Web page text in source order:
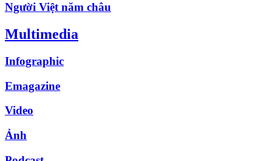
Người Việt năm châu
Multimedia
Infographic
Emagazine
Video
Ảnh